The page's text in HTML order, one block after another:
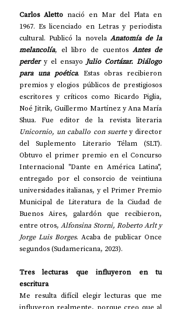
Carlos Aletto nació en Mar del Plata en
1967. Es licenciado en Letras y periodista
cultural. Publicó la novela Anatomía de la
melancolía, el libro de cuentos Antes de
perder y el ensayo Julio Cortázar. Diálogo
para una poética. Estas obras recibieron
premios y elogios públicos de prestigiosos
escritores y críticos como Ricardo Piglia,
Noé Jitrik, Guillermo Martínez y Ana María
Unicornio, un caballo con suerte y director
del Suplemento Literario Télam (SLT).
Obtuvo el primer premio en el Concurso
Internacional "Dante en América Latina",
entregado por el consorcio de veintiuna
universidades italianas, y el Primer Premio
Municipal de Literatura de la Ciudad de
Buenos Aires, galardón que recibieron,
entre otros, Alfonsina Storni, Roberto Arlt y
Jorge Luis Borges. Acaba de publicar Once
segundos (Sudamericana, 2023).
Tres lecturas que influyeron en tu
escritura
Me resulta difícil elegir lecturas que me